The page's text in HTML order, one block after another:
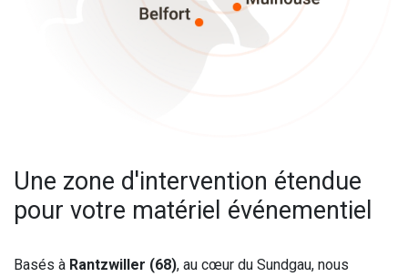
Une zone d'intervention étendue
pour votre matériel événementiel
Basés à Rantzwiller (68), au cœur du Sundgau, nous